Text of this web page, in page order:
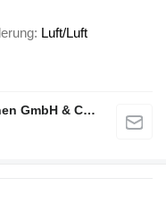
Luft/Luft
alga Nutzfahrzeug- und Baumaschinen GmbH & Co. KG